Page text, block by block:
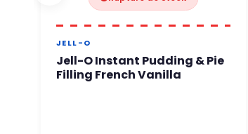
JELL-O
Jell-O Instant Pudding & Pie
Filling French Vanilla